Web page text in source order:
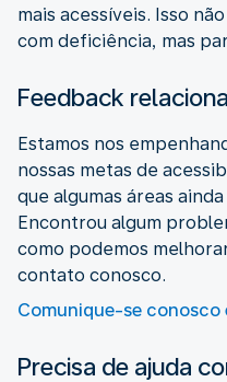
mais acessíveis. Isso
com deficiência, mas
Feedback
Estamos nos
nossas metas de
que algumas áreas
Encontrou algum
como podemos
contato conosco.
Comunique-se conosco
Precisa de ajuda